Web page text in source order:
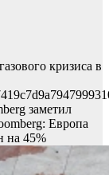
кризиса в
заметил
Европа
на 45%